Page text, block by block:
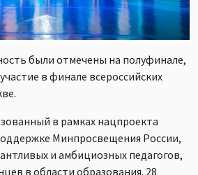
были отмечены на полуфинале,
в финале всероссийских
в рамках нацпроекта
Минпросвещения России,
и амбициозных педагогов,
в области образования. 28